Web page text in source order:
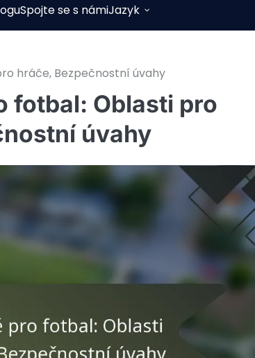
Spojte se s námiJazyk
hráče, Bezpečnostní úvahy
fotbal: Oblasti pro
úvahy